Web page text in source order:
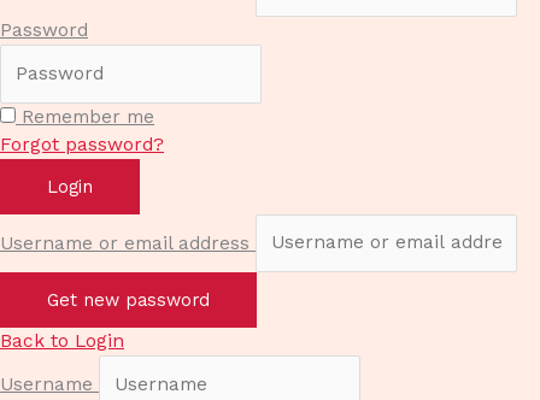
Password
Remember me
Forgot password?
Login
Username or email address
Get new password
Back to Login
Username